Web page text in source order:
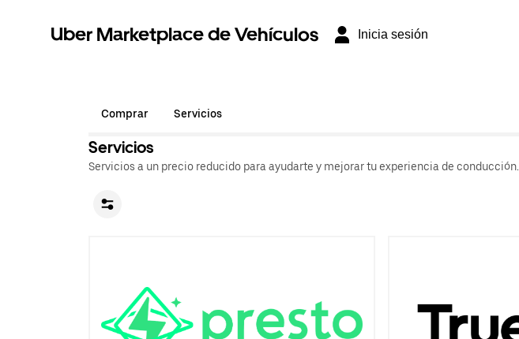
Uber Marketplace de Vehículos Inicia sesión
Comprar Servicios
Servicios
Servicios a un precio reducido para ayudarte y mejorar tu experiencia de conducción.